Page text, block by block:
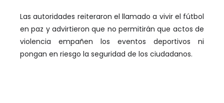
Las autoridades reiteraron el llamado a vivir el fútbol
en paz y advirtieron que no permitirán que actos de
violencia empañen los eventos deportivos ni
pongan en riesgo la seguridad de los ciudadanos.